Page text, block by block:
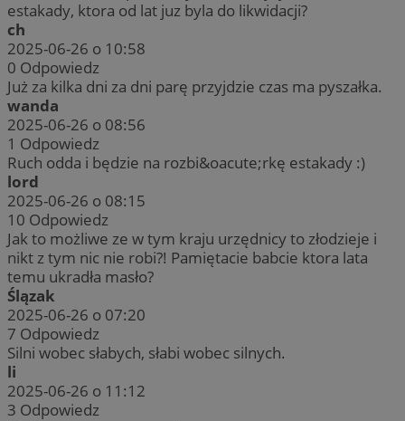
estakady, ktora od lat juz byla do likwidacji?
ch
2025-06-26 o 10:58
0 Odpowiedz
Już za kilka dni za dni parę przyjdzie czas ma pyszałka.
wanda
2025-06-26 o 08:56
1 Odpowiedz
Ruch odda i będzie na rozbi&oacute;rkę estakady :)
lord
2025-06-26 o 08:15
10 Odpowiedz
Jak to możliwe ze w tym kraju urzędnicy to złodzieje i
nikt z tym nic nie robi?! Pamiętacie babcie ktora lata
temu ukradła masło?
Ślązak
2025-06-26 o 07:20
7 Odpowiedz
Silni wobec słabych, słabi wobec silnych.
li
2025-06-26 o 11:12
3 Odpowiedz